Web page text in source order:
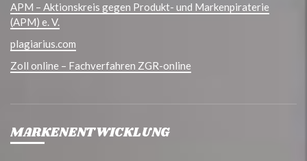
APM – Aktionskreis gegen Produkt- und Markenpiraterie
(APM) e. V.
plagiarius.com
Zoll online – Fachverfahren ZGR-online
MARKENENTWICKLUNG